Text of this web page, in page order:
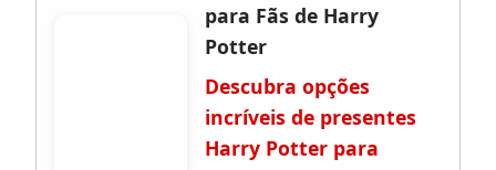
para Fãs de Harry
Potter
Descubra opções
incríveis de presentes
Harry Potter para